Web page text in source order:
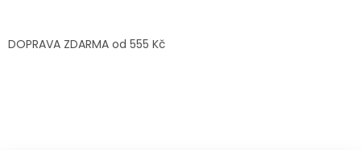
DOPRAVA ZDARMA od 555 Kč